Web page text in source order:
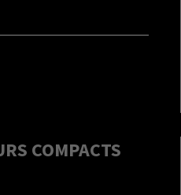
COMPACTS